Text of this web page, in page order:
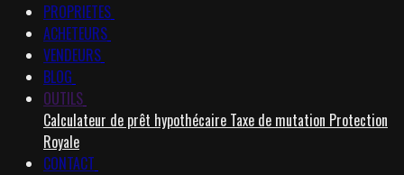
PROPRIETES
ACHETEURS
VENDEURS
BLOG
OUTILS
Calculateur de prêt hypothécaire Taxe de mutation Protection
Royale
CONTACT